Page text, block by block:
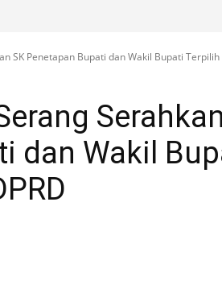
SK Penetapan Bupati dan Wakil Bupati
dan Wakil